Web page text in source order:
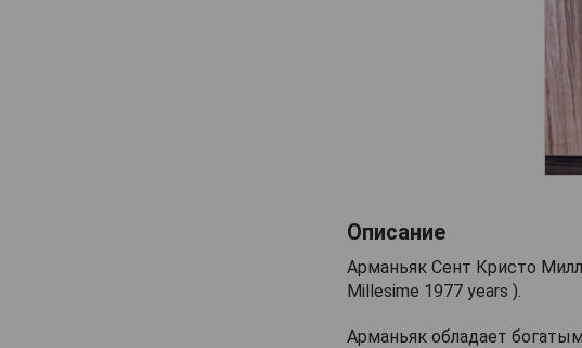
Описание
Арманьяк Сент Кристо
Millesime 1977 years ).
Арманьяк обладает